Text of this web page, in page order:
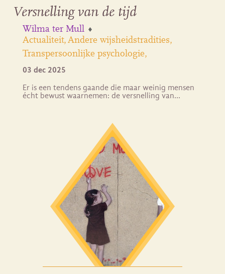
Versnelling van de tijd
Wilma ter Mull
Actualiteit Andere wijsheidstradities
Transpersoonlijke psychologie
03 dec 2025
Er is een tendens gaande die maar weinig mensen
écht bewust waarnemen: de versnelling van…